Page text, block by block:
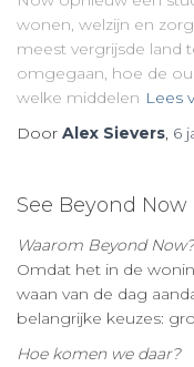
wonen, welzijn en
meest vergrijsde land
omgegaan, hoe de
welke middelen Lees
Door Alex Sievers, 6
See Beyond Now
Waarom Beyond Now?
Omdat het in de
waan van de dag
belangrijke keuzes:
Hoe komen we daar?